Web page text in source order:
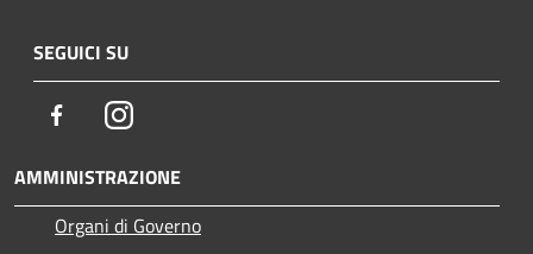
SEGUICI SU
FacebookInstagram
AMMINISTRAZIONE
Organi di Governo